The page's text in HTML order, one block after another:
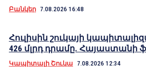
Բանկեր 7.08.2026 16:48
Հուլիսին շուկայի
426 մլրդ դրամը. Հայաստանի
Կապիտալի Շուկա 7.08.2026 12:34